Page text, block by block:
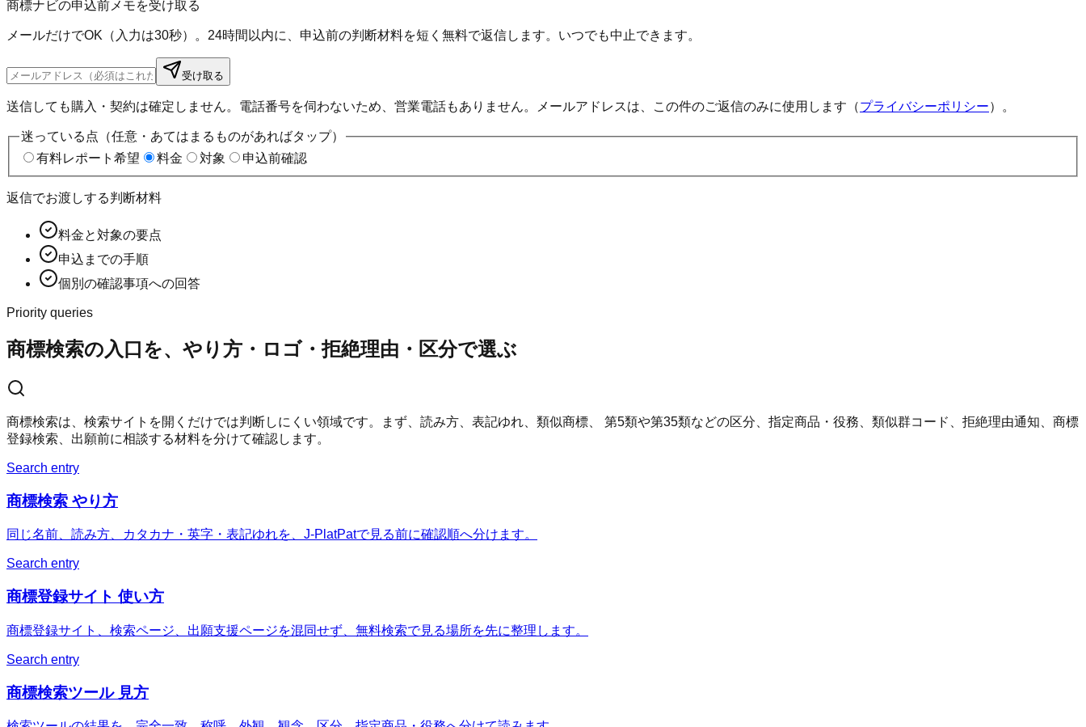
商標ナビの申込前メモを受け取る
メールだけでOK（入力は30秒）。24時間以内に、申込前の判断材料を短く無料で返信します。いつでも中止できます。
受け取る
送信しても購入・契約は確定しません。電話番号を伺わないため、営業電話もありません。メールアドレスは、この件のご返信のみに使用します（プライバシーポリシー）。
迷っている点（任意・あてはまるものがあればタップ）
有料レポート希望
料金 対象 申込前確認
返信でお渡しする判断材料
料金と対象の要点
申込までの手順
個別の確認事項への回答
Priority queries
商標検索の入口を、やり方・ロゴ・拒絶理由・区分で選ぶ
商標検索は、検索サイトを開くだけでは判断しにくい領域です。まず、読み方、表記ゆれ、類似商標、 第5類や第35類などの区分、指定商品・役務、類似群コード、拒絶理由通知、商標
登録検索、出願前に相談する材料を分けて確認します。
Search entry
商標検索 やり方
同じ名前、読み方、カタカナ・英字・表記ゆれを、J-PlatPatで見る前に確認順へ分けます。
Search entry
商標登録サイト 使い方
商標登録サイト、検索ページ、出願支援ページを混同せず、無料検索で見る場所を先に整理します。
Search entry
商標検索ツール 見方